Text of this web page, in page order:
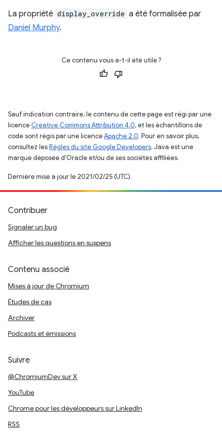
La propriété display_override a été formalisée par
Daniel Murphy.
Ce contenu vous a-t-il été utile ?
Sauf indication contraire, le contenu de cette page est régi par une
licence Creative Commons Attribution 4.0, et les échantillons de
code sont régis par une licenceApache 2.0. Pour en savoir plus,
consultez lesRègles du site Google Developers. Java est une
marque déposée d'Oracle et/ou de ses sociétés affiliées.
Dernière mise à jour le 2021/02/25 (UTC).
Contribuer
Signaler un bug
Afficher les questions en suspens
Contenu associé
Mises à jour de Chromium
Études de cas
Archiver
Podcasts et émissions
Suivre
@ChromiumDev sur X
YouTube
Chrome pour les développeurs sur LinkedIn
RSS